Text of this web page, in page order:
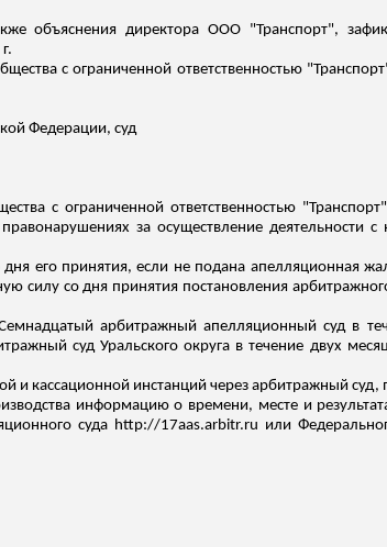
объяснения директора ООО "Транспорт",
с ограниченной ответственностью
Федерации, суд
с ограниченной ответственностью
за осуществление деятельности
его принятия, если не подана апелляционная
силу со дня принятия постановления
арбитражный апелляционный суд в
суд Уральского округа в течение двух
и кассационной инстанций через арбитражный
информацию о времени, месте и
суда http://17aas.arbitr.ru или